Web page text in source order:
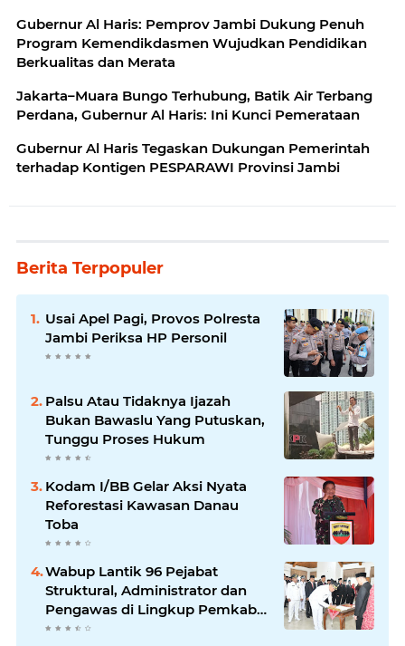
Gubernur Al Haris: Pemprov Jambi Dukung Penuh
Program Kemendikdasmen Wujudkan Pendidikan
Berkualitas dan Merata
Jakarta–Muara Bungo Terhubung, Batik Air Terbang
Perdana, Gubernur Al Haris: Ini Kunci Pemerataan
Gubernur Al Haris Tegaskan Dukungan Pemerintah
terhadap Kontigen PESPARAWI Provinsi Jambi
Berita Terpopuler
Usai Apel Pagi, Provos Polresta
Jambi Periksa HP Personil
Palsu Atau Tidaknya Ijazah
Bukan Bawaslu Yang Putuskan,
Tunggu Proses Hukum
Kodam I/BB Gelar Aksi Nyata
Reforestasi Kawasan Danau
Toba
Wabup Lantik 96 Pejabat
Struktural, Administrator dan
Pengawas di Lingkup Pemkab
Tanjabtim